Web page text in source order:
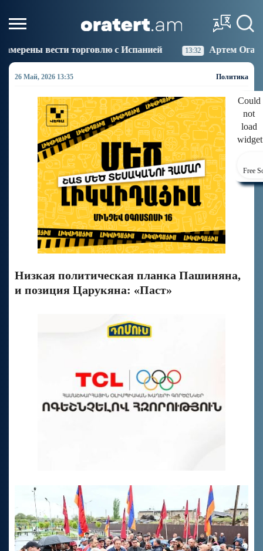
с Испанией 13:32 Артем Оганов получил
26 Май, 2026 13:35 Политика
Could
not
load
Free
Низкая политическая планка Пашиняна,
и позиция Царукяна: «Паст»